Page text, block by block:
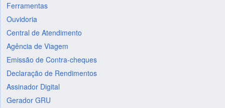
Ferramentas
Ouvidoria
Central de Atendimento
Agência de Viagem
Emissão de Contra-cheques
Declaração de Rendimentos
Assinador Digital
Gerador GRU